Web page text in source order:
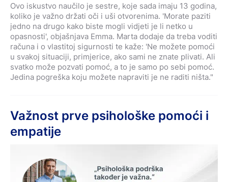
Ovo iskustvo naučilo je sestre, koje sada imaju 13 godina,
koliko je važno držati oči i uši otvorenima. 'Morate paziti
jedno na drugo kako biste mogli vidjeti je li netko u
opasnosti', objašnjava Emma. Marta dodaje da treba voditi
računa i o vlastitoj sigurnosti te kaže: 'Ne možete pomoći
u svakoj situaciji, primjerice, ako sami ne znate plivati. Ali
svatko može pozvati pomoć, a to je samo po sebi pomoć.
Jedina pogreška koju možete napraviti je ne raditi ništa."
Važnost prve psihološke pomoći i
empatije